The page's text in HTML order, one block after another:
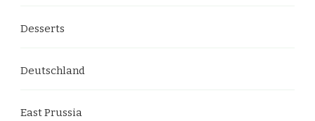
Desserts
Deutschland
East Prussia